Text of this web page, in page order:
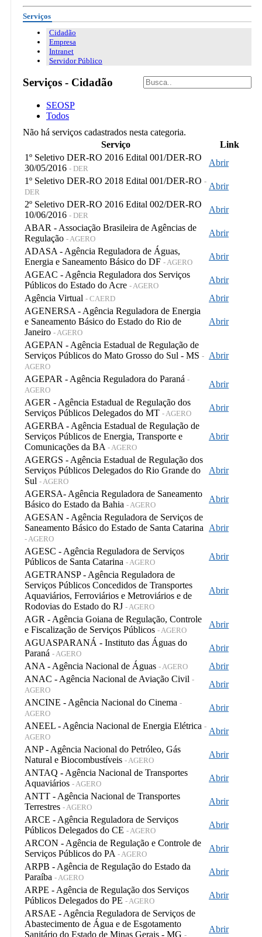
Serviços
Cidadão
Empresa
Intranet
Servidor Público
Serviços - Cidadão
SEOSP
Todos
Não há serviços cadastrados nesta categoria.
Serviço
Link
1º Seletivo DER-RO 2016 Edital 001/DER-RO
30/05/2016 - DER
Abrir
1º Seletivo DER-RO 2018 Edital 001/DER-RO -
DER
Abrir
2º Seletivo DER-RO 2016 Edital 002/DER-RO
10/06/2016 - DER
Abrir
ABAR - Associação Brasileira de Agências de
Regulação - AGERO
Abrir
ADASA - Agência Reguladora de Águas,
Energia e Saneamento Básico do DF - AGERO
Abrir
AGEAC - Agência Reguladora dos Serviços
Públicos do Estado do Acre - AGERO
Abrir
Agência Virtual - CAERD
Abrir
AGENERSA - Agência Reguladora de Energia
e Saneamento Básico do Estado do Rio de
Janeiro - AGERO
Abrir
AGEPAN - Agência Estadual de Regulação de
Serviços Públicos do Mato Grosso do Sul - MS -
AGERO
Abrir
AGEPAR - Agência Reguladora do Paraná -
AGERO
Abrir
AGER - Agência Estadual de Regulação dos
Serviços Públicos Delegados do MT - AGERO
Abrir
AGERBA - Agência Estadual de Regulação de
Serviços Públicos de Energia, Transporte e
Comunicações da BA - AGERO
Abrir
AGERGS - Agência Estadual de Regulação dos
Serviços Públicos Delegados do Rio Grande do
Sul - AGERO
Abrir
AGERSA- Agência Reguladora de Saneamento
Básico do Estado da Bahia - AGERO
Abrir
AGESAN - Agência Reguladora de Serviços de
Saneamento Básico do Estado de Santa Catarina
- AGERO
Abrir
AGESC - Agência Reguladora de Serviços
Públicos de Santa Catarina - AGERO
Abrir
AGETRANSP - Agência Reguladora de
Serviços Públicos Concedidos de Transportes
Aquaviários, Ferroviários e Metroviários e de
Rodovias do Estado do RJ - AGERO
Abrir
AGR - Agência Goiana de Regulação, Controle
e Fiscalização de Serviços Públicos - AGERO
Abrir
AGUASPARANÁ - Instituto das Águas do
Paraná - AGERO
Abrir
ANA - Agência Nacional de Águas - AGERO
Abrir
ANAC - Agência Nacional de Aviação Civil -
AGERO
Abrir
ANCINE - Agência Nacional do Cinema -
AGERO
Abrir
ANEEL - Agência Nacional de Energia Elétrica -
AGERO
Abrir
ANP - Agência Nacional do Petróleo, Gás
Natural e Biocombustíveis - AGERO
Abrir
ANTAQ - Agência Nacional de Transportes
Aquaviários - AGERO
Abrir
ANTT - Agência Nacional de Transportes
Terrestres - AGERO
Abrir
ARCE - Agência Reguladora de Serviços
Públicos Delegados do CE - AGERO
Abrir
ARCON - Agência de Regulação e Controle de
Serviços Públicos do PA - AGERO
Abrir
ARPB - Agência de Regulação do Estado da
Paraíba - AGERO
Abrir
ARPE - Agência de Regulação dos Serviços
Públicos Delegados do PE - AGERO
Abrir
ARSAE - Agência Reguladora de Serviços de
Abastecimento de Água e de Esgotamento
Sanitário do Estado de Minas Gerais - MG -
Abrir